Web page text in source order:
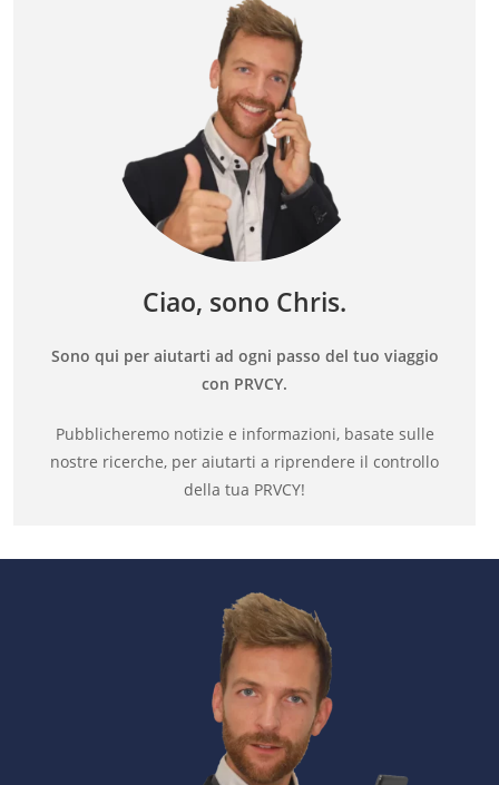
Ciao, sono Chris.
Sono qui per aiutarti ad ogni passo del tuo viaggio
con PRVCY.
Pubblicheremo notizie e informazioni, basate sulle
nostre ricerche, per aiutarti a riprendere il controllo
della tua PRVCY!